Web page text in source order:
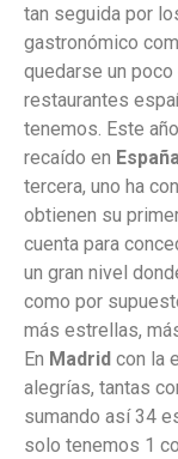
tan seguida por
gastronómico
quedarse un
restaurantes
tenemos. Este
recaído en
tercera, uno ha
obtienen su
cuenta para
un gran nivel
como por
más estrellas,
En Madrid con la
alegrías, tantas
sumando así 34
solo tenemos 1